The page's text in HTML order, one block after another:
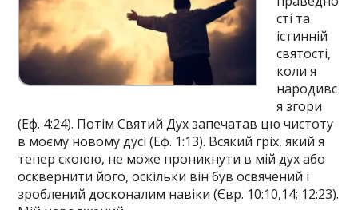
сті та
істинній
святості,
коли я
народивс
я згори
(Еф. 4:24). Потім Святий Дух запечатав цю чистоту
в моєму новому дусі (Еф. 1:13). Всякий гріх, який я
тепер скоюю, не може проникнути в мій дух або
осквернити його, оскільки він був освячений і
зроблений досконалим навіки (Євр. 10:10,14; 12:23).